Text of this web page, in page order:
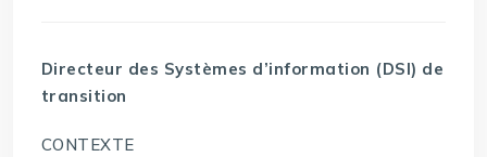
Directeur des Systèmes d’information (DSI) de
transition
CONTEXTE